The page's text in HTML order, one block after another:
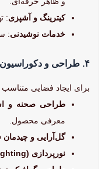
کیترینگ و آشپزی:
خدمات نوشیدنی:
۴. طراحی و دکوراسیون (Design & Decoration)
برای ایجاد فضایی متناسب
طراحی صحنه و
معرفی محصول.
گل‌آرایی و چیدمان
نورپردازی (Lighting)